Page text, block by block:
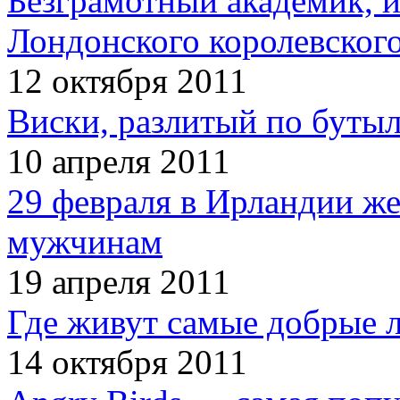
Лондонского
12 октября 2011
Виски, разлитый по
10 апреля 2011
29 февраля в Ирландии
мужчинам
19 апреля 2011
Где живут самые добрые
14 октября 2011